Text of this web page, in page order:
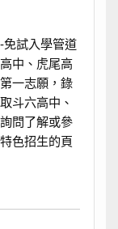
免試入學管道
中、虎尾高
一志願，錄
斗六高中、
問了解或參
色招生的頁